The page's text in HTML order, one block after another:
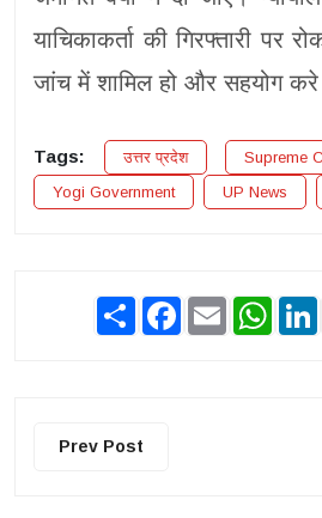
याचिकाकर्ता की गिरफ्तारी पर
जांच में शामिल हो और सहयोग
Tags: उत्तर प्रदेश Supreme
Yogi Government
UP News
Share Facebook
Email
Prev Post